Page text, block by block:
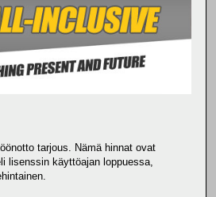
tarjous. Nämä hinnat ovat
lisenssin käyttöajan loppuessa,